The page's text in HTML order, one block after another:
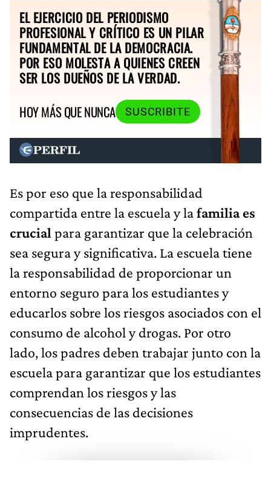
EL EJERCICIO DEL PERIODISMO
PROFESIONAL Y CRÍTICO ES UN PILAR
FUNDAMENTAL DE LA DEMOCRACIA.
POR ESO MOLESTA A QUIENES CREEN
SER LOS DUEÑOS DE LA VERDAD.
HOY MÁS QUE NUNCA
SUSCRIBITE
Es por eso que la responsabilidad
compartida entre la escuela y lafamilia es
crucial para garantizar que la celebración
sea segura y significativa. La escuela tiene
la responsabilidad de proporcionar un
entorno seguro para los estudiantes y
educarlos sobre los riesgos asociados con el
consumo de alcohol y drogas. Por otro
lado, los padres deben trabajar junto con la
escuela para garantizar que los estudiantes
comprendan los riesgos y las
consecuencias de las decisiones
imprudentes.